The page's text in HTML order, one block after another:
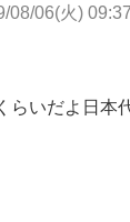
08/06(火)
らいだよ日本